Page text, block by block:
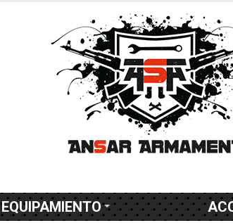
EQUIPAMIENTO